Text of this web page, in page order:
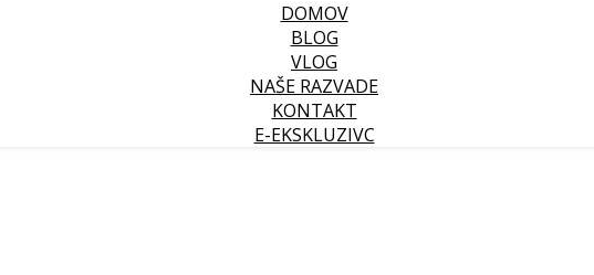
DOMOV
BLOG
VLOG
NAŠE RAZVADE
KONTAKT
E-EKSKLUZIVC